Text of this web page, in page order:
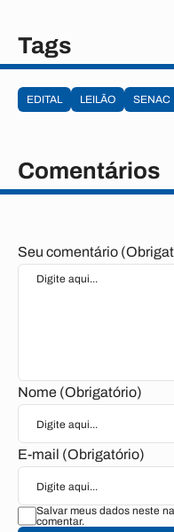
Tags
EDITAL LEILÃO SENAC
Comentários
Seu comentário
Nome (Obrigatório)
E-mail (Obrigatório)
Salvar meus dados neste
comentar.